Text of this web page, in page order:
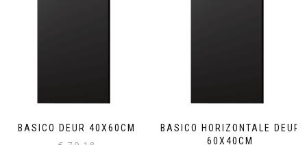
BASICO DEUR 40X60CM
BASICO HORIZONTALE DEUR
60X40CM